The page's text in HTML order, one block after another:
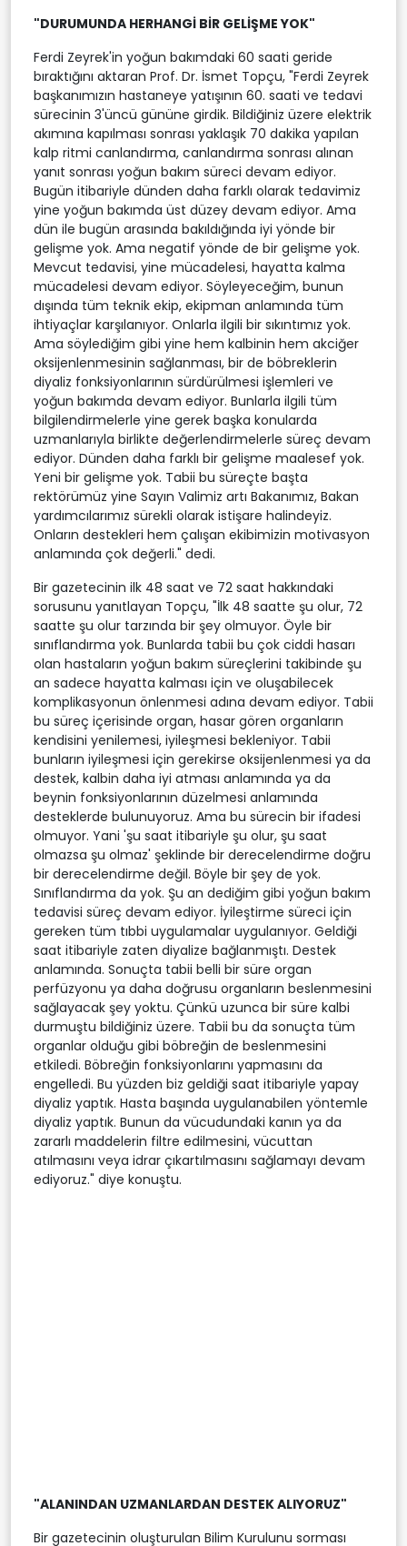
"DURUMUNDA HERHANGİ BİR GELİŞME YOK"
Ferdi Zeyrek'in yoğun bakımdaki 60 saati geride
bıraktığını aktaran Prof. Dr. İsmet Topçu, "Ferdi Zeyrek
başkanımızın hastaneye yatışının 60. saati ve tedavi
sürecinin 3'üncü gününe girdik. Bildiğiniz üzere elektrik
akımına kapılması sonrası yaklaşık 70 dakika yapılan
kalp ritmi canlandırma, canlandırma sonrası alınan
yanıt sonrası yoğun bakım süreci devam ediyor.
Bugün itibariyle dünden daha farklı olarak tedavimiz
yine yoğun bakımda üst düzey devam ediyor. Ama
dün ile bugün arasında bakıldığında iyi yönde bir
gelişme yok. Ama negatif yönde de bir gelişme yok.
Mevcut tedavisi, yine mücadelesi, hayatta kalma
mücadelesi devam ediyor. Söyleyeceğim, bunun
dışında tüm teknik ekip, ekipman anlamında tüm
ihtiyaçlar karşılanıyor. Onlarla ilgili bir sıkıntımız yok.
Ama söylediğim gibi yine hem kalbinin hem akciğer
oksijenlenmesinin sağlanması, bir de böbreklerin
diyaliz fonksiyonlarının sürdürülmesi işlemleri ve
yoğun bakımda devam ediyor. Bunlarla ilgili tüm
bilgilendirmelerle yine gerek başka konularda
uzmanlarıyla birlikte değerlendirmelerle süreç devam
ediyor. Dünden daha farklı bir gelişme maalesef yok.
Yeni bir gelişme yok. Tabii bu süreçte başta
rektörümüz yine Sayın Valimiz artı Bakanımız, Bakan
yardımcılarımız sürekli olarak istişare halindeyiz.
Onların destekleri hem çalışan ekibimizin motivasyon
anlamında çok değerli." dedi.
Bir gazetecinin ilk 48 saat ve 72 saat hakkındaki
sorusunu yanıtlayan Topçu, "İlk 48 saatte şu olur, 72
saatte şu olur tarzında bir şey olmuyor. Öyle bir
sınıflandırma yok. Bunlarda tabii bu çok ciddi hasarı
olan hastaların yoğun bakım süreçlerini takibinde şu
an sadece hayatta kalması için ve oluşabilecek
komplikasyonun önlenmesi adına devam ediyor. Tabii
bu süreç içerisinde organ, hasar gören organların
kendisini yenilemesi, iyileşmesi bekleniyor. Tabii
bunların iyileşmesi için gerekirse oksijenlenmesi ya da
destek, kalbin daha iyi atması anlamında ya da
beynin fonksiyonlarının düzelmesi anlamında
desteklerde bulunuyoruz. Ama bu sürecin bir ifadesi
olmuyor. Yani 'şu saat itibariyle şu olur, şu saat
olmazsa şu olmaz' şeklinde bir derecelendirme doğru
bir derecelendirme değil. Böyle bir şey de yok.
Sınıflandırma da yok. Şu an dediğim gibi yoğun bakım
tedavisi süreç devam ediyor. İyileştirme süreci için
gereken tüm tıbbi uygulamalar uygulanıyor. Geldiği
saat itibariyle zaten diyalize bağlanmıştı. Destek
anlamında. Sonuçta tabii belli bir süre organ
perfüzyonu ya daha doğrusu organların beslenmesini
sağlayacak şey yoktu. Çünkü uzunca bir süre kalbi
durmuştu bildiğiniz üzere. Tabii bu da sonuçta tüm
organlar olduğu gibi böbreğin de beslenmesini
etkiledi. Böbreğin fonksiyonlarını yapmasını da
engelledi. Bu yüzden biz geldiği saat itibariyle yapay
diyaliz yaptık. Hasta başında uygulanabilen yöntemle
diyaliz yaptık. Bunun da vücudundaki kanın ya da
zararlı maddelerin filtre edilmesini, vücuttan
atılmasını veya idrar çıkartılmasını sağlamayı devam
ediyoruz." diye konuştu.
"ALANINDAN UZMANLARDAN DESTEK ALIYORUZ"
Bir gazetecinin oluşturulan Bilim Kurulunu sorması